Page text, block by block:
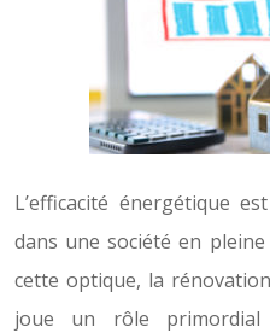
L’efficacité énergétique
dans une société en
cette optique, la
joue un rôle primordial